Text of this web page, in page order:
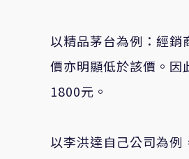
以精品茅台為例：經
價亦明顯低於該價。因
1800元。
以李洪達自己公司為